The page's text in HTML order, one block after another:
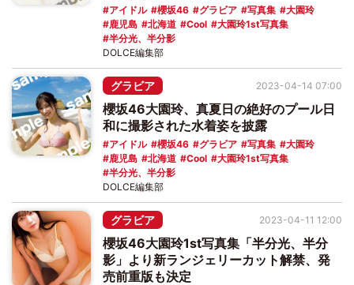
アイドル 櫻坂46 グラビア 写真集
大園玲
鹿児島
北海道 Cool
大園玲1st写真集
半分光、半分影
DOLCE編集部
グラビア
櫻坂46大園玲、真夏日の絶好のプール日
和に撮影された水着姿を披露
アイドル 櫻坂46 グラビア 写真集
大園玲
鹿児島
北海道 Cool
大園玲1st写真集
半分光、半分影
2023-04-14 07:00
DOLCE編集部
グラビア
櫻坂46大園玲1st写真集「半分光、半分
影」より新ランジェリーカット解禁、発
売前重版も決定
2023-04-11 12:00